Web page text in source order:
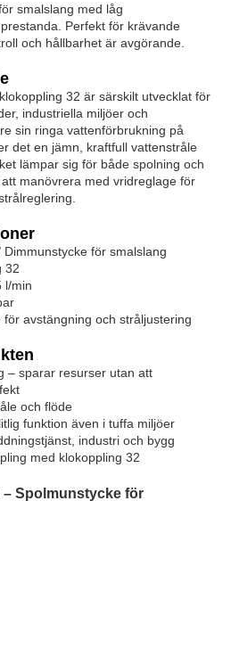
smalslang med låg
Perfekt för krävande
och hållbarhet är avgörande.
32 är särskilt utvecklat för
industriella miljöer och
sin ringa vattenförbrukning på
det en jämn, kraftfull vattenstråle
lämpar sig för både spolning och
manövrera med vridreglage för
för smalslang
32
l/min
för avstängning och stråljustering
– sparar resurser utan att
och flöde
funktion även i tuffa miljöer
industri och bygg
med klokoppling 32
– Spolmunstycke för